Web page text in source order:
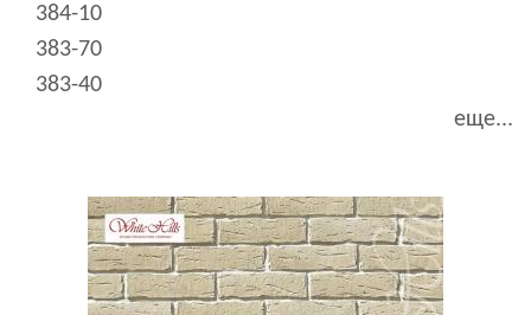
384-10
383-70
383-40
еще...